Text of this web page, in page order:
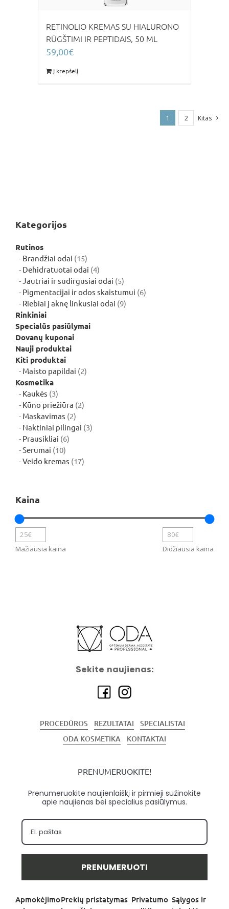
RETINOLIO KREMAS SU HIALURONO
RŪGŠTIMI IR PEPTIDAIS, 50 ML
59,00€
Į krepšelį
1 2 Kitas
Kategorijos
Rutinos
Brandžiai odai 1515
produktų
Dehidratuotai odai 44
produktai
Jautriai ir sudirgusiai odai 55
produktai
Pigmentacijai ir odos skaistumui 66
Riebiai į aknę linkusiai odai 99
Rinkiniai
Specialūs pasiūlymai
Dovanų kuponai
Nauji produktai
Kiti produktai
Maisto papildai 22
Kosmetika
Kaukės 33
produktai
Kūno priežiūra 22
Maskavimas 22
produktai
Naktiniai pilingai 33
Prausikliai 66
Serumai 1010
produktų
Veido kremas 1717
Kaina
Mažiausia kaina Didžiausia kaina
Sekite naujienas:
PROCEDŪROS REZULTATAI
SPECIALISTAI
ODA KOSMETIKA
KONTAKTAI
PRENUMERUOKITE!
Prenumeruokite naujienlaiškį ir pirmieji sužinokite
apie naujienas bei specialius pasiūlymus.
PRENUMERUOTI
ApmokėjimoPrekių pristatymas Privatumo Sąlygos ir